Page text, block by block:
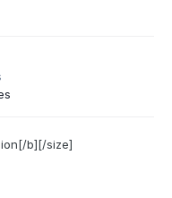
b][/size]